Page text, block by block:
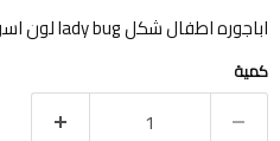
اباجوره اطفال شكل lady bug لون اسود دوايه E27
كمية